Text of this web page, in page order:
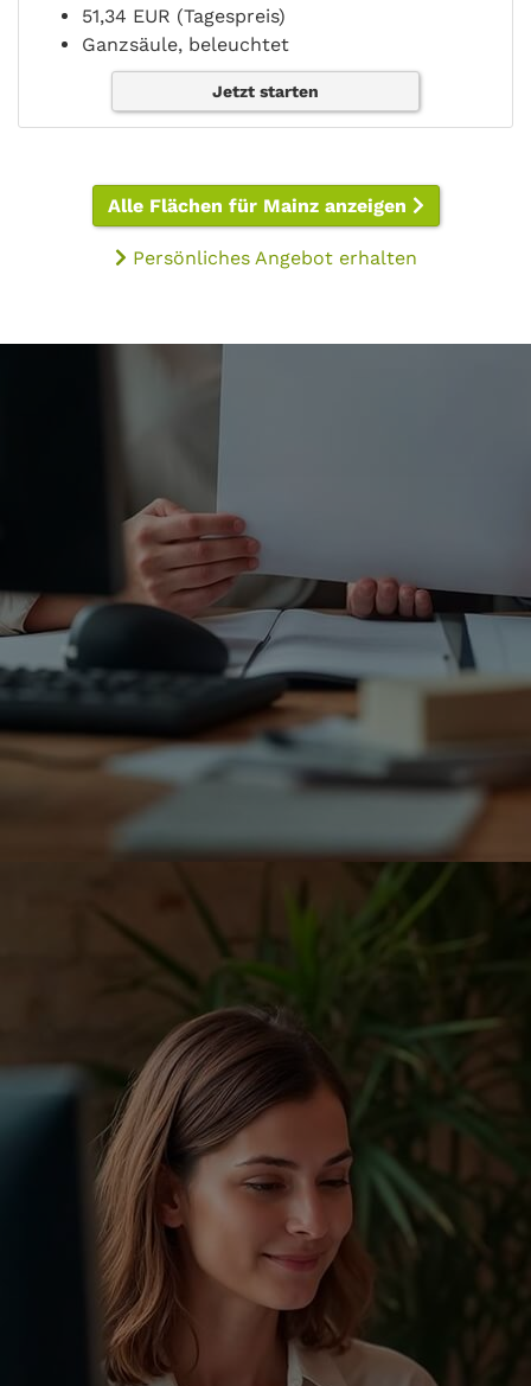
51,34 EUR (Tagespreis)
Ganzsäule, beleuchtet
Jetzt starten
Alle Flächen für Mainz anzeigen
Persönliches Angebot erhalten